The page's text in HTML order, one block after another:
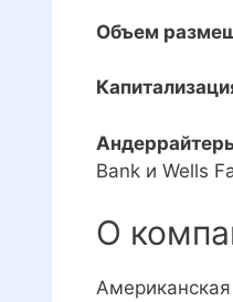
Объем
Bank и Wells
О